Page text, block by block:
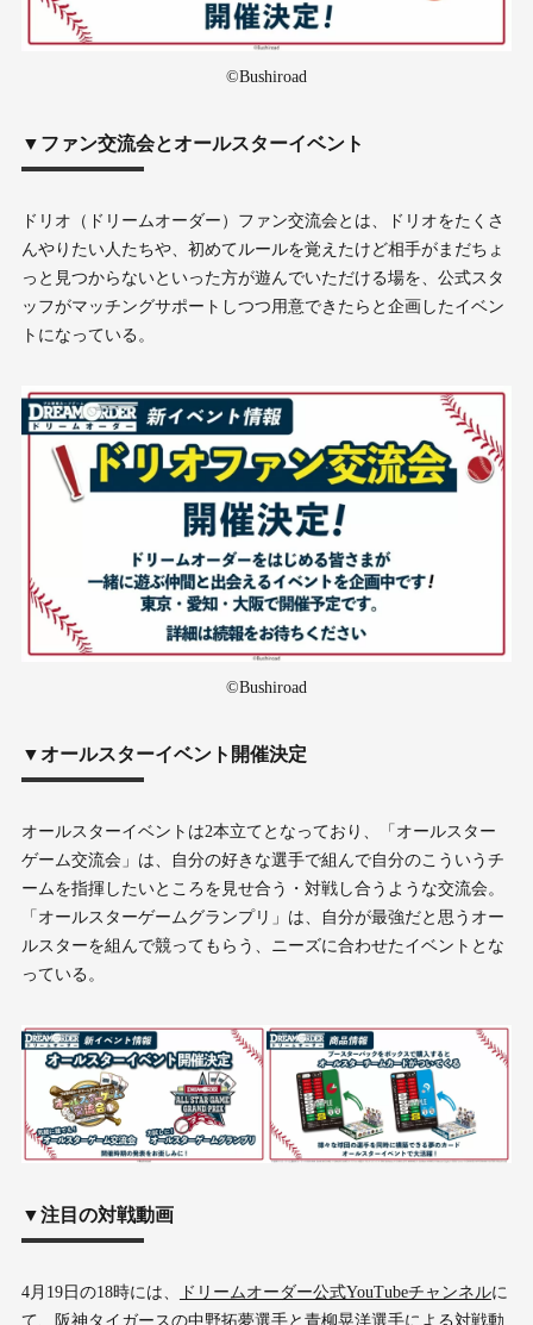
©Bushiroad
▼ファン交流会とオールスターイベント
ドリオ（ドリームオーダー）ファン交流会とは、ドリオをたくさ
んやりたい人たちや、初めてルールを覚えたけど相手がまだちょ
っと見つからないといった方が遊んでいただける場を、公式スタ
ッフがマッチングサポートしつつ用意できたらと企画したイベン
トになっている。
©Bushiroad
▼オールスターイベント開催決定
オールスターイベントは2本立てとなっており、「オールスター
ゲーム交流会」は、自分の好きな選手で組んで自分のこういうチ
ームを指揮したいところを見せ合う・対戦し合うような交流会。
「オールスターゲームグランプリ」は、自分が最強だと思うオー
ルスターを組んで競ってもらう、ニーズに合わせたイベントとな
っている。
▼注目の対戦動画
4月19日の18時には、 ドリームオーダー公式YouTubeチャンネルに
て、阪神タイガースの中野拓夢選手と青柳晃洋選手による対戦動